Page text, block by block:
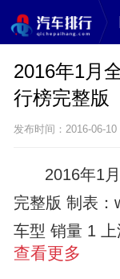
2016年1月
行榜完整版
发布时间：2016-06-10
2016年1
完整版 制表：
车型 销量 1 上
查看更多